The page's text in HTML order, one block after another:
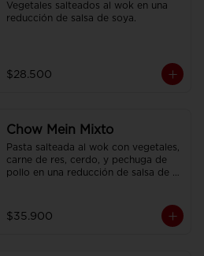
Vegetales salteados al wok en una
reducción de salsa de soya.
$28.500
Chow Mein Mixto
Pasta salteada al wok con vegetales,
carne de res, cerdo, y pechuga de
pollo en una reducción de salsa de
$35.900